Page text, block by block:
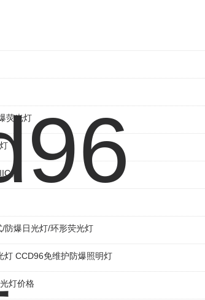
荧光灯
）
防爆日光灯/环形荧光灯
灯 CCD96免维护防爆照明灯
灯价格